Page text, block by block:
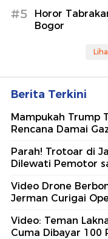
#5
Horor
Bogor
Berita Terkini
Mampukah Trump
Rencana Damai
Parah! Trotoar di
Dilewati Pemotor
Video Drone
Jerman Curigai
Video: Teman
Cuma Dibayar 100